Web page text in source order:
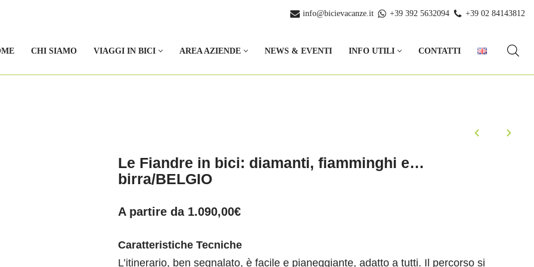
info@bicievacanze.it +39 392 5632094 +39 02 84143812
CHI SIAMO VIAGGI IN BICI AREA AZIENDE NEWS & EVENTI INFO UTILI CONTATTI
Le Fiandre in bici: diamanti, fiamminghi e…
birra/BELGIO
A partire da 1.090,00€
Caratteristiche Tecniche
L’itinerario, ben segnalato, è facile e pianeggiante, adatto a tutti. Il percorso si